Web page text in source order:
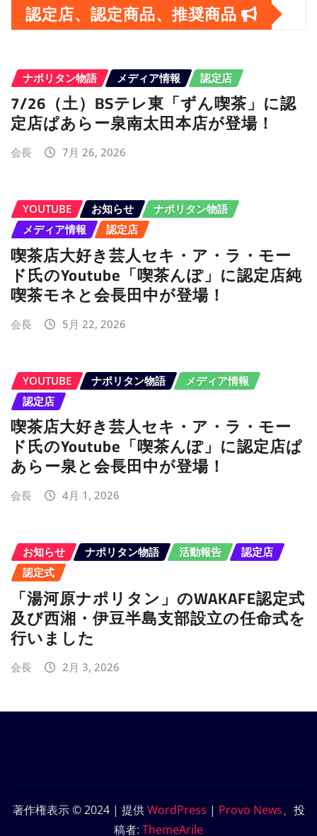
イ
ブ
認定店、認定商品、推奨商品
ナポリタン物語 メディア情報 認定店
7/26（土）BSテレ東「ずん喫茶」に認
定店ぱあらー泉南太田本店が登場！
会長 7月 26, 2026
YOUTUBE お知らせ
ナポリタン物語
メディア情報
認定店
喫茶店大好き芸人セキ・ア・ラ・モー
ド氏のYoutube「喫茶んぽ」に認定店純
喫茶モネと会長田中が登場！
会長 5月 22, 2026
YOUTUBE ナポリタン物語
メディア情報
認定店
喫茶店大好き芸人セキ・ア・ラ・モー
ド氏のYoutube「喫茶んぽ」に認定店ぱ
あらー泉と会長田中が登場！
会長 4月 1, 2026
お知らせ ナポリタン物語 活動報告
認定店
認定式
「湯河原ナポリタン」のWAKAFE認定式
及び西湘・伊豆半島支部設立の任命式を
行いました
会長 2月 3, 2026
著作権表示 © 2024 | 提供WordPress | Provo News、投
稿者: ThemeArile